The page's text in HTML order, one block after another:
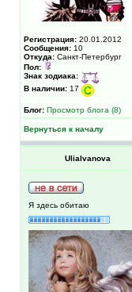
Регистрация: 20.01.2012
Сообщения: 10
Откуда: Санкт-Петербург
Пол:
Знак зодиака:
В наличии: 17
Блог: Просмотр блога (8)
Вернуться к началу
UliaIvanova
Я здесь обитаю